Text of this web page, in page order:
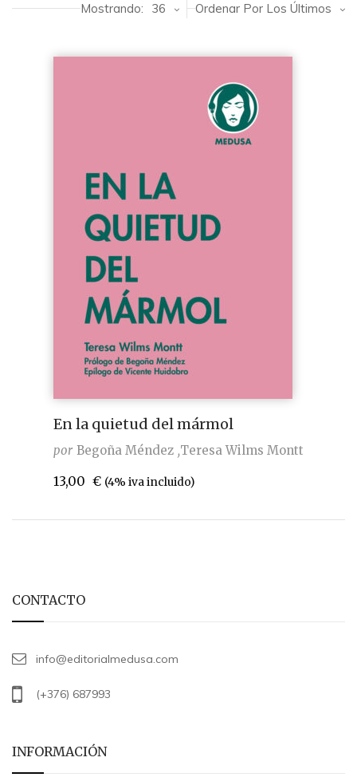
Ordenar Por Los Últimos
Mostrando: 36
En la quietud del mármol
por Begoña Méndez Teresa Wilms Montt
13,00 € (4% iva incluido)
CONTACTO
info@editorialmedusa.com
(+376) 687993
INFORMACIÓN